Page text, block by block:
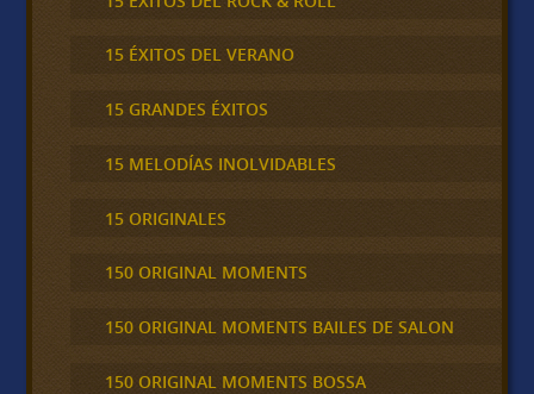
15 ÉXITOS DEL VERANO
15 GRANDES ÉXITOS
15 MELODÍAS INOLVIDABLES
15 ORIGINALES
150 ORIGINAL MOMENTS
150 ORIGINAL MOMENTS BAILES DE SALON
150 ORIGINAL MOMENTS BOSSA